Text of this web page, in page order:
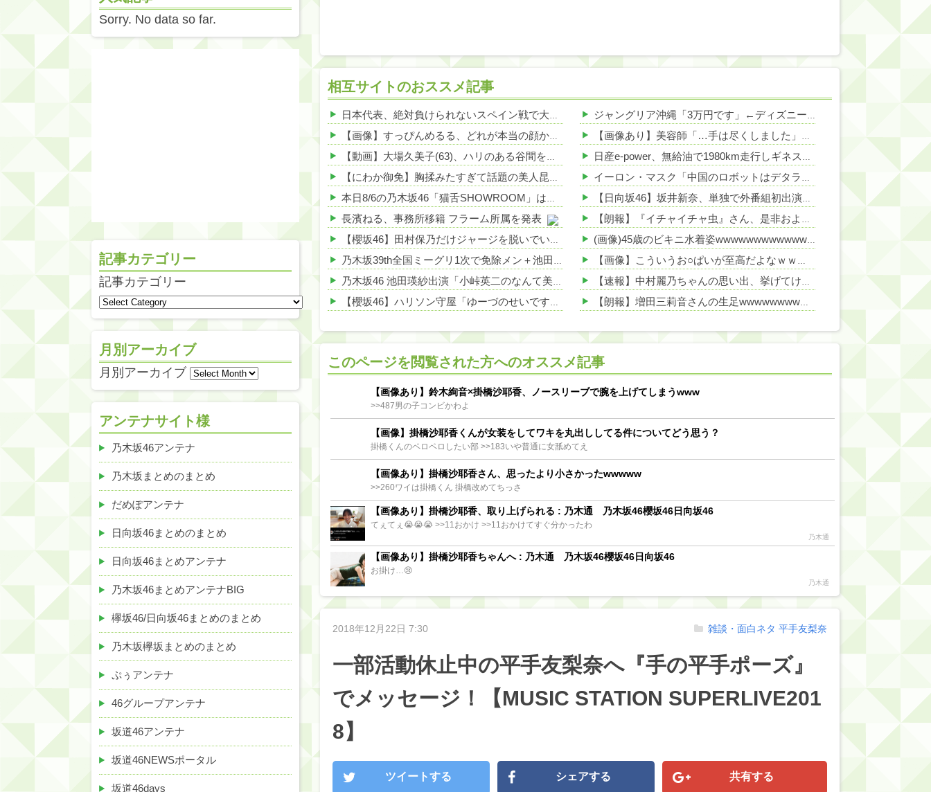
相互サイトのおススメ記事
日本代表、絶対負けられないスペイン戦で大ピンチ、その理由がこれｗｗｗｗ 他 NEW!
【画像】すっぴんめるる、どれが本当の顔かわからないwwwww 他 NEW!
【動画】大場久美子(63)、ハリのある谷間を公開してしまうｗｗｗ 他 NEW!
【にわか御免】胸揉みたすぎて話題の美人昆虫食アイドル、正体がこちらwwwwww 他 NEW!
本日8/6の乃木坂46「猫舌SHOWROOM」は筒井あやめ＆鈴木佑捺
長濱ねる、事務所移籍 フラーム所属を発表
【櫻坂46】田村保乃だけジャージを脱いでいた理由
乃木坂39th全国ミーグリ1次で免除メン＋池田・一ノ瀬・井上・川﨑・菅原・中西が全完売
乃木坂46 池田瑛紗出演「小峠英二のなんて美だ！」テーマ：徳川家康【2025.8.5 24:00〜 TOKYO MX】
【櫻坂46】ハリソン守屋「ゆーづのせいです」【ラヴィット!】
【日向坂46】この月、何かあるのか！？『お願いバッハ！』ミーグリ日程がこちら
Powered by livedoor 相互RSS
ジャングリア沖縄「3万円です」←ディズニー超えの強気価格ｗｗｗ
【画像あり】美容師「…手は尽くしました」陰キャ女子「…ﾋｭｯ」→結果・・・
日産e-power、無給油で1980km走行しギネス記録を達成！→山頂から下ってるだけでした…
イーロン・マスク「中国のロボットはデタラメで遠隔操作してるだけ」
【日向坂46】坂井新奈、単独で外番組初出演ｷﾀ━(ﾟ∀ﾟ)━!!!!
【朗報】『イチャイチャ虫』さん、是非およのクソイントロはギリ超える
(画像)45歳のビキニ水着姿wwwwwwwwwwwwwww NEW!
【画像】こういうお○ぱいが至高だよなｗｗｗ
【速報】中村麗乃ちゃんの思い出、挙げてけwwwwwwwwwww
【朗報】増田三莉音さんの生足wwwwwwwwwwww
乃木坂46『オリコン上半期SG1位獲得!!』←もうこれ今が全盛期だろwwwwww
Powered by livedoor 相互RSS
このページを閲覧された方へのオススメ記事
【画像あり】鈴木絢音×掛橋沙耶香、ノースリーブで腕を上げてしまうwww
>>487男の子コンビかわよ
【画像】掛橋沙耶香くんが女装をしてワキを丸出ししてる件についてどう思う？
掛橋くんのペロペロしたい部 >>183いや普通に女舐めてえ
【画像あり】掛橋沙耶香さん、思ったより小さかったwwwww
>>260ワイは掛橋くん 掛橋改めてちっさ
【画像あり】掛橋沙耶香、取り上げられる : 乃木通 乃木坂46櫻坂46日向坂46
てぇてぇ😭😭😭 >>11おかけ >>11おかけてすぐ分かったわ
乃木通
【画像あり】掛橋沙耶香ちゃんへ : 乃木通 乃木坂46櫻坂46日向坂46
お掛け…😢
乃木通
2018年12月22日 7:30
一部活動休止中の平手友梨奈へ『手の平手ポーズ』
でメッセージ！【MUSIC STATION SUPERLIVE201
8】
雑談・面白ネタ 平手友梨奈
ツイートする シェアする 共有する
Sorry. No data so far.
記事カテゴリー
記事カテゴリー
月別アーカイブ
月別アーカイブ
アンテナサイト様
乃木坂46アンテナ
乃木坂まとめのまとめ
だめぽアンテナ
日向坂46まとめのまとめ
日向坂46まとめアンテナ
乃木坂46まとめアンテナBIG
欅坂46/日向坂46まとめのまとめ
乃木坂欅坂まとめのまとめ
ぷぅアンテナ
46グループアンテナ
坂道46アンテナ
坂道46NEWSポータル
坂道46days